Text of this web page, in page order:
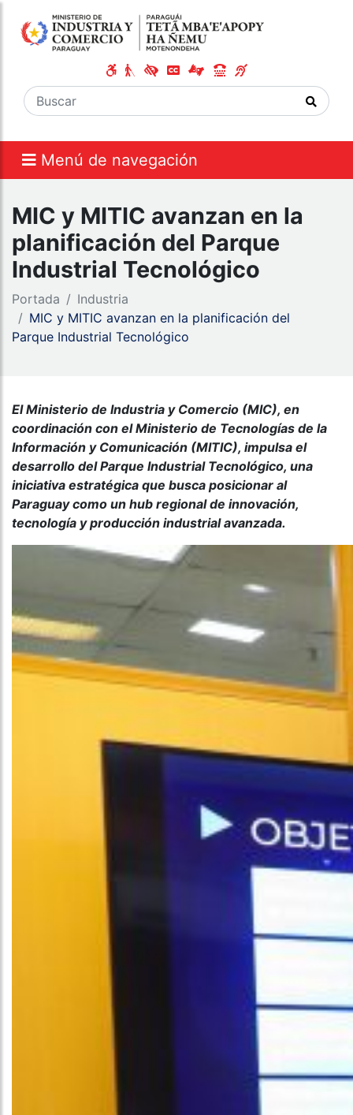
Menú de navegación
MIC y MITIC avanzan en la
planificación del Parque
Industrial Tecnológico
Portada
Industria
MIC y MITIC avanzan en la planificación del
Parque Industrial Tecnológico
El Ministerio de Industria y Comercio (MIC), en
coordinación con el Ministerio de Tecnologías de la
Información y Comunicación (MITIC), impulsa el
desarrollo del Parque Industrial Tecnológico, una
iniciativa estratégica que busca posicionar al
Paraguay como un hub regional de innovación,
tecnología y producción industrial avanzada.